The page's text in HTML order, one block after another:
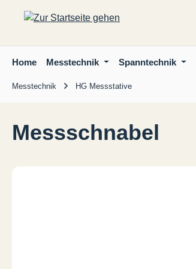
Hauptinhalt springen
Zur Suche springen
Zur Hauptnavigation springen
Home Messtechnik Spanntechnik
Messtechnik HG Messstative
Messschnabel